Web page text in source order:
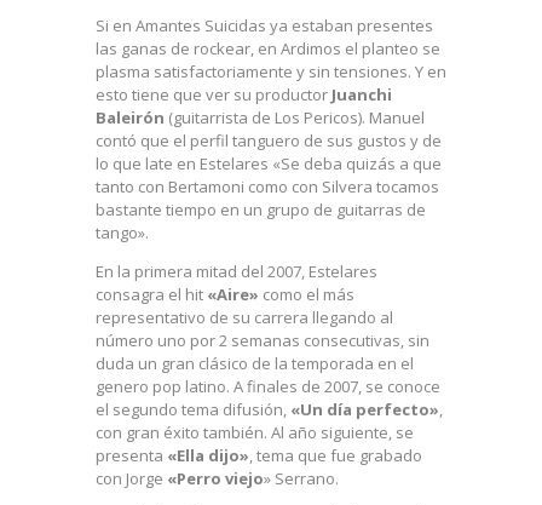
Si en Amantes Suicidas ya estaban presentes
las ganas de rockear, en Ardimos el planteo se
plasma satisfactoriamente y sin tensiones. Y en
esto tiene que ver su productor Juanchi
Baleirón (guitarrista de Los Pericos). Manuel
contó que el perfil tanguero de sus gustos y de
lo que late en Estelares «Se deba quizás a que
tanto con Bertamoni como con Silvera tocamos
bastante tiempo en un grupo de guitarras de
tango».
En la primera mitad del 2007, Estelares
consagra el hit «Aire» como el más
representativo de su carrera llegando al
número uno por 2 semanas consecutivas, sin
duda un gran clásico de la temporada en el
genero pop latino. A finales de 2007, se conoce
el segundo tema difusión, «Un día perfecto»,
con gran éxito también. Al año siguiente, se
presenta «Ella dijo», tema que fue grabado
con Jorge «Perro viejo» Serrano.